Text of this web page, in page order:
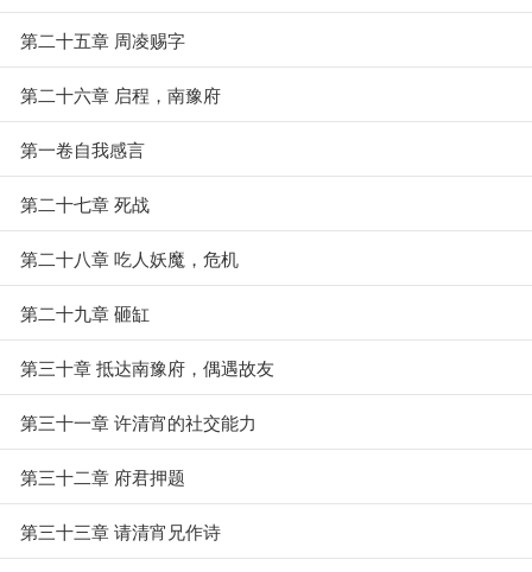
第二十五章 周凌赐字
第二十六章 启程，南豫府
第一卷自我感言
第二十七章 死战
第二十八章 吃人妖魔，危机
第二十九章 砸缸
第三十章 抵达南豫府，偶遇故友
第三十一章 许清宵的社交能力
第三十二章 府君押题
第三十三章 请清宵兄作诗